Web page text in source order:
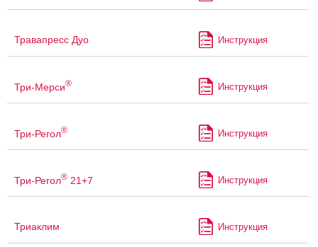
Травапресс Дуо Инструкция
Три-Мерси® Инструкция
Три-Регол® Инструкция
Три-Регол® 21+7 Инструкция
Триаклим Инструкция